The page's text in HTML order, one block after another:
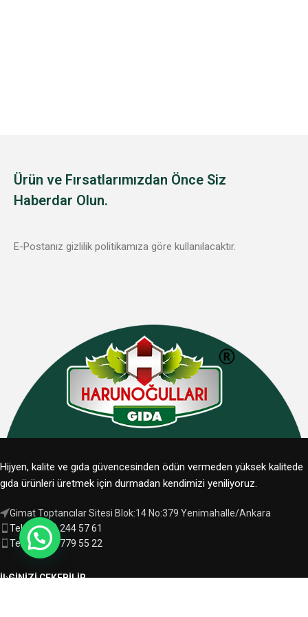
Ürün ve Fırsatlarımızdan Önce Siz
Haberdar Olun.
E-Postanız gizlilik politikamıza göre kullanılacaktır.
Hijyen, kalite ve gıda güvencesinden ödün vermeden yüksek kalitede
gıda ürünleri üretmek için durmadan kendimizi yeniliyoruz.
Gimat Toptancılar Sitesi Blok:14 No:379 Yenimahalle/Ankara
Tel: 0 (312) 244 57 61
Tel: 0 (544) 779 55 22
İLGINIZI ÇEKEBILIR